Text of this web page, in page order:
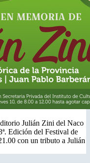
Julián Zini del Naco
Edición del Festival de
con un tributo a Julián